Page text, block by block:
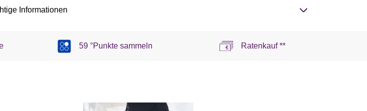
Informationen
59 °Punkte sammeln Ratenkauf **